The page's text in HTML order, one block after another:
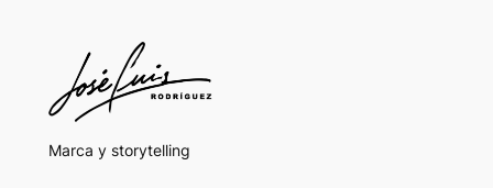
Marca y storytelling